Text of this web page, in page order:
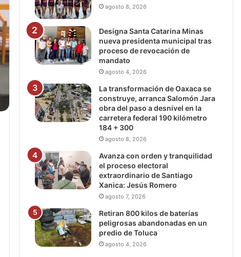
agosto 8, 2026
Designa Santa Catarina Minas
nueva presidenta municipal tras
proceso de revocación de
mandato
agosto 4, 2026
La transformación de Oaxaca se
construye, arranca Salomón Jara
obra del paso a desnivel en la
carretera federal 190 kilómetro
184 + 300
agosto 8, 2026
Avanza con orden y tranquilidad
el proceso electoral
extraordinario de Santiago
Xanica: Jesús Romero
agosto 7, 2026
Retiran 800 kilos de baterías
peligrosas abandonadas en un
predio de Toluca
agosto 4, 2026